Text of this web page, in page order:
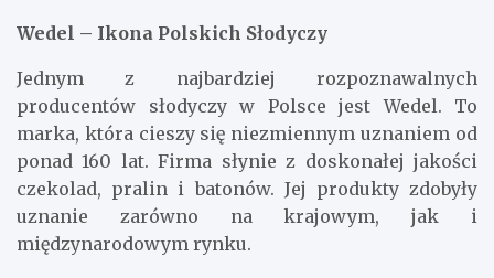
Wedel – Ikona Polskich Słodyczy
Jednym z najbardziej rozpoznawalnych
producentów słodyczy w Polsce jest Wedel. To
marka, która cieszy się niezmiennym uznaniem od
ponad 160 lat. Firma słynie z doskonałej jakości
czekolad, pralin i batonów. Jej produkty zdobyły
uznanie zarówno na krajowym, jak i
międzynarodowym rynku.